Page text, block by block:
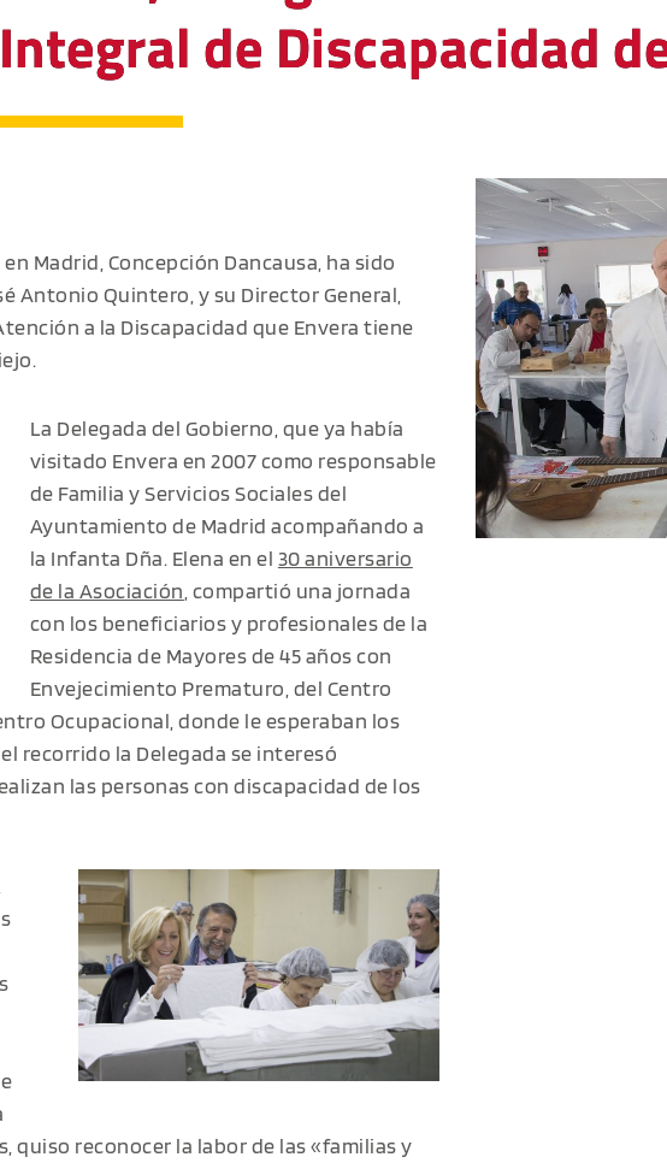
de Discapacidad
Madrid, Concepción Dancausa, ha sido
Antonio Quintero, y su Director General,
a la Discapacidad que Envera tiene
La Delegada del Gobierno, que ya había
visitado Envera en 2007 como responsable
de Familia y Servicios Sociales del
Ayuntamiento de Madrid acompañando a
la Infanta Dña. Elena en el 30 aniversario
de la Asociación , compartió una jornada
con los beneficiarios y profesionales de la
Residencia de Mayores de 45 años con
Envejecimiento Prematuro, del Centro
Ocupacional, donde le esperaban los
recorrido la Delegada se interesó
las personas con discapacidad de los
quiso reconocer la labor de las «familias y